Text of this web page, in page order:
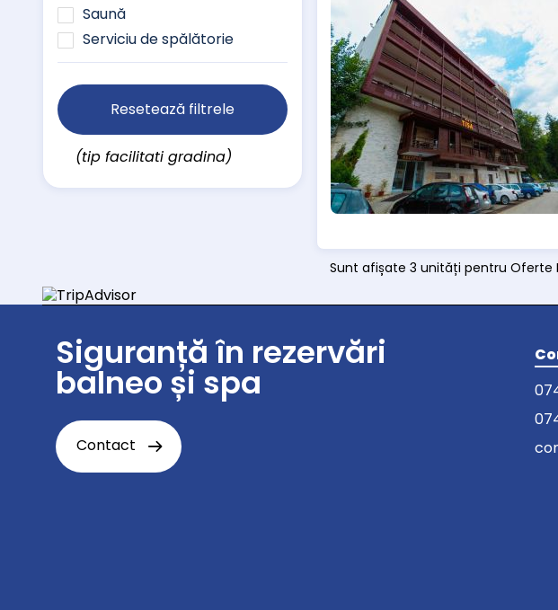
Saună
Serviciu de spălătorie
Resetează filtrele
(tip facilitati gradina)
Sunt afișate 3 unități pentru Oferte
Siguranță în rezervări
balneo și spa
Contact